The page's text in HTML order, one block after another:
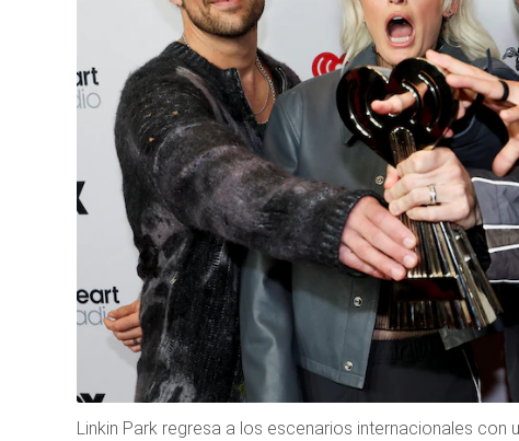
Linkin Park regresa a los escenarios internacionales